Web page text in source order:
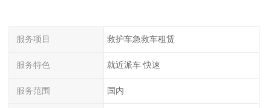
服务项目 救护车急救车租赁
服务特色 就近派车 快速
服务范围 国内